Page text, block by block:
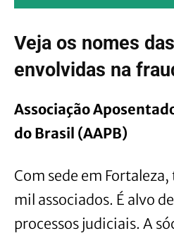
Veja os nomes
envolvidas na
Associação
do Brasil (AAPB)
Com sede em
mil associados. É alvo
processos judiciais. A